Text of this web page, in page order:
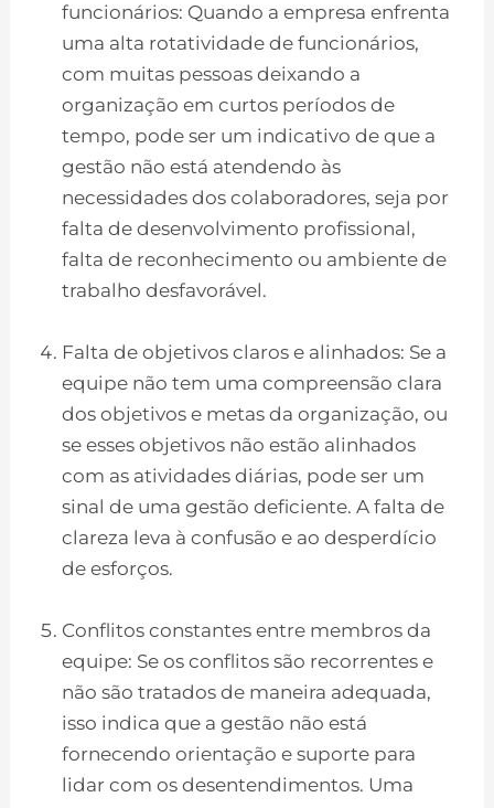
funcionários: Quando a empresa enfrenta
uma alta rotatividade de funcionários,
com muitas pessoas deixando a
organização em curtos períodos de
tempo, pode ser um indicativo de que a
gestão não está atendendo às
necessidades dos colaboradores, seja por
falta de desenvolvimento profissional,
falta de reconhecimento ou ambiente de
trabalho desfavorável.
Falta de objetivos claros e alinhados: Se a
equipe não tem uma compreensão clara
dos objetivos e metas da organização, ou
se esses objetivos não estão alinhados
com as atividades diárias, pode ser um
sinal de uma gestão deficiente. A falta de
clareza leva à confusão e ao desperdício
de esforços.
Conflitos constantes entre membros da
equipe: Se os conflitos são recorrentes e
não são tratados de maneira adequada,
isso indica que a gestão não está
fornecendo orientação e suporte para
lidar com os desentendimentos. Uma